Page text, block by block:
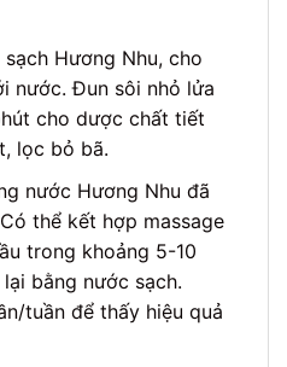
sạch Hương Nhu, cho
nước. Đun sôi nhỏ lửa
cho dược chất tiết
lọc bỏ bã.
nước Hương Nhu đã
thể kết hợp massage
trong khoảng 5-10
bằng nước sạch.
tuần để thấy hiệu quả